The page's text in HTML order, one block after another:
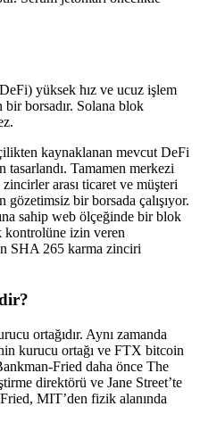
yüksek hız ve ucuz işlem
borsadır. Solana blok
kaynaklanan mevcut DeFi
tasarlandı. Tamamen merkezi
arası ticaret ve müşteri
bir borsada çalışıyor.
sahip web ölçeğinde bir blok
kontrolüne izin veren
SHA 265 karma zinciri
ortağıdır. Aynı zamanda
kurucu ortağı ve FTX bitcoin
Fried daha önce The
direktörü ve Jane Street’te
MIT’den fizik alanında